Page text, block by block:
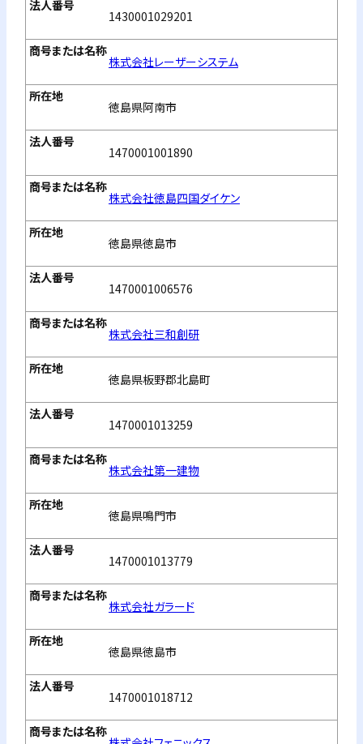
1430001029201
株式会社レーザーシステム
徳島県阿南市
1470001001890
株式会社徳島四国ダイケン
徳島県徳島市
1470001006576
株式会社三和創研
徳島県板野郡北島町
1470001013259
株式会社第一建物
徳島県鳴門市
1470001013779
株式会社ガラード
徳島県徳島市
1470001018712